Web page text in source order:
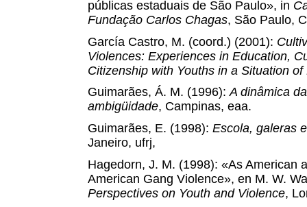
públicas estaduais de São Paulo», in
Fundação Carlos Chagas, São Paulo,
García Castro, M. (coord.) (2001):
Violences: Experiences in Education,
Citizenship with Youths in a Situation of
Guimarães, Á. M. (1996):A dinâmica
ambigüidade, Campinas, eaa.
Guimarães, E. (1998): Escola, galeras
Janeiro, ufrj,
Hagedorn, J. M. (1998): «As American
American Gang Violence», en M. W.
Perspectives on Youth and Violence,